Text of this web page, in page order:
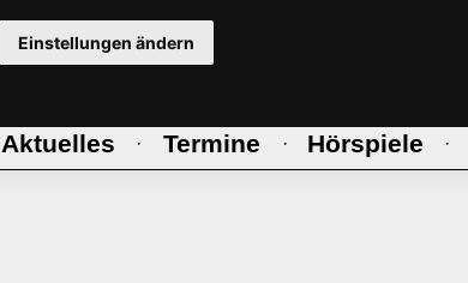
Einstellungen ändern
Aktuelles · Termine · Hörspiele ·